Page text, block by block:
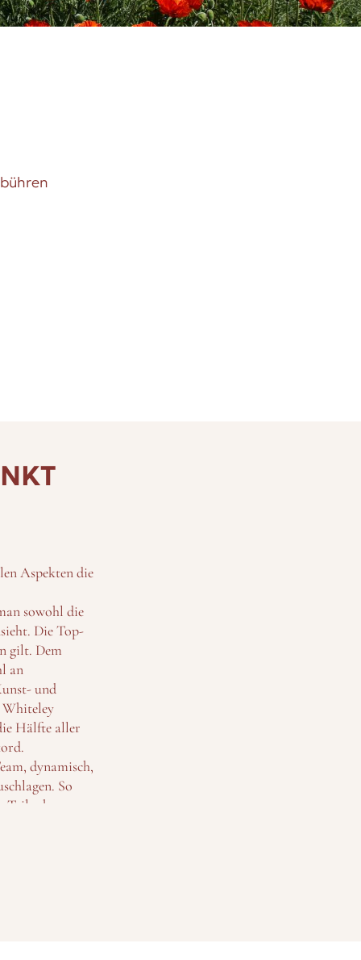
Aspekten die
sowohl die
Die Top-
gilt. Dem
an
und
Whiteley
Hälfte aller
dynamisch,
So
an